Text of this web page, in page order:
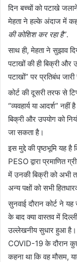
दिन बच्चों को पटाखे
मेहता ने हल्के अंदाज में
की कोशिश कर रहा है”.
साथ ही, मेहता ने सुझाव
पटाखों की ही बिक्री और
पटाखों” पर प्रतिबंध
कोर्ट की दूसरी तरफ से
“व्यवहार्य या आदर्श”
बिक्री और उपयोग को
जा सकता है।
इस मुद्दे की पृष्ठभूमि यह
PESO द्वारा प्रमाणित
में उनकी बिक्री को अभी
अन्य पक्षों को सभी
सुनवाई दौरान कोर्ट ने
के बाद क्या वास्तव में
उल्लेखनीय सुधार हुआ है।
COVID-19 के दौरान
कहना था कि वह मौसम,